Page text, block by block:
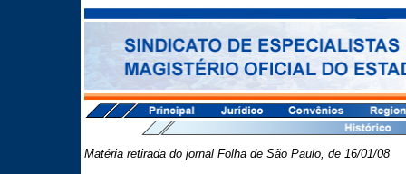
Matéria retirada do jornal Folha de São Paulo, de 16/01/08